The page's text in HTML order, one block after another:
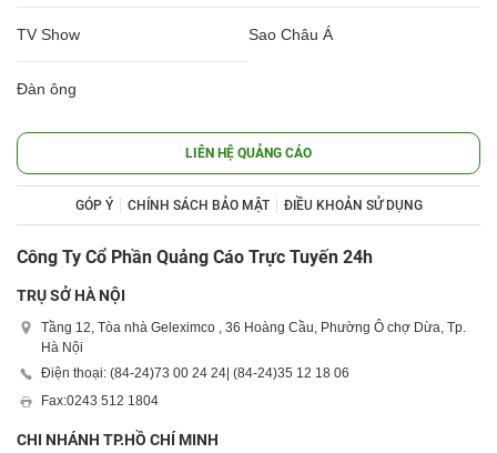
TV Show Sao Châu Á
Đàn ông
LIÊN HỆ QUẢNG CÁO
GÓP Ý CHÍNH SÁCH BẢO MẬT ĐIỀU KHOẢN SỬ DỤNG
Công Ty Cổ Phần Quảng Cáo Trực Tuyến 24h
TRỤ SỞ HÀ NỘI
Tầng 12, Tòa nhà Geleximco , 36 Hoàng Cầu, Phường Ô chợ Dừa, Tp.
Hà Nội
Điện thoại: (84-24)73 00 24 24| (84-24)35 12 18 06
Fax:0243 512 1804
CHI NHÁNH TP.HỒ CHÍ MINH